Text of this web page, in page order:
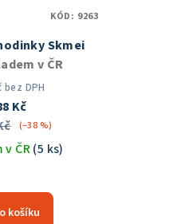
Skmei
v ČR
bez DPH
Kč
(–38 %)
ČR(5 ks)
hodnocení
produktu
košíku
KÓD: 9263